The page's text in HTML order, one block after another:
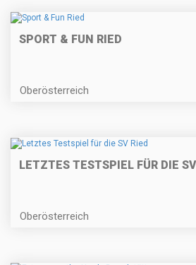
SPORT & FUN RIED
Oberösterreich
LETZTES TESTSPIEL FÜR DIE
Oberösterreich